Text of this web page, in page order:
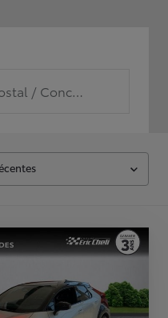
/ Concession